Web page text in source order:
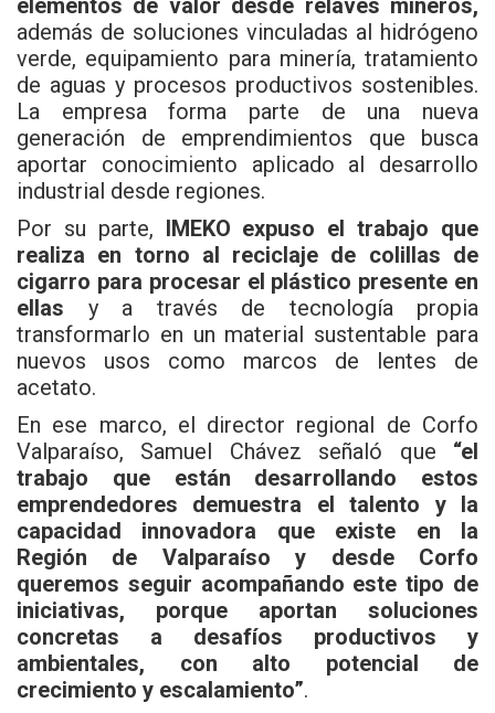
elementos de valor desde relaves mineros,
además de soluciones vinculadas al hidrógeno
verde, equipamiento para minería, tratamiento
de aguas y procesos productivos sostenibles.
La empresa forma parte de una nueva
generación de emprendimientos que busca
aportar conocimiento aplicado al desarrollo
industrial desde regiones.
Por su parte, IMEKO expuso el trabajo que
realiza en torno al reciclaje de colillas de
cigarro para procesar el plástico presente en
ellas y a través de tecnología propia
transformarlo en un material sustentable para
nuevos usos como marcos de lentes de
acetato.
En ese marco, el director regional de Corfo
Valparaíso, Samuel Chávez señaló que “el
trabajo que están desarrollando estos
emprendedores demuestra el talento y la
capacidad innovadora que existe en la
Región de Valparaíso y desde Corfo
queremos seguir acompañando este tipo de
iniciativas, porque aportan soluciones
concretas a desafíos productivos y
ambientales, con alto potencial de
crecimiento y escalamiento”.